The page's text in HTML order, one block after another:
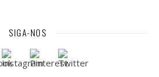
SIGA-NOS